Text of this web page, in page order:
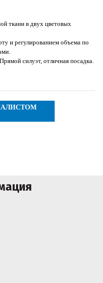
ткани в двух цветовых
и регулированием объема по
силуэт, отличная посадка.